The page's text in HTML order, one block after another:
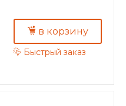
в корзину
Быстрый заказ